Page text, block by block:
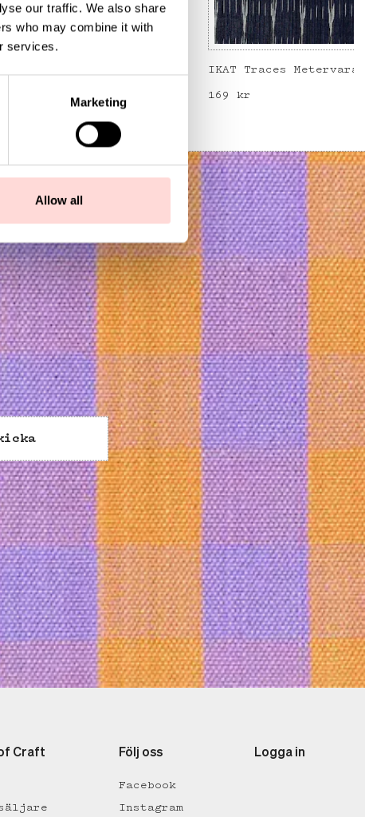
our traffic. We also share
who may combine it with
services.
Marketing
Allow all
IKAT Traces
Pris :
169 kr
Craft Följ oss
Facebook
Instagram
Logga in